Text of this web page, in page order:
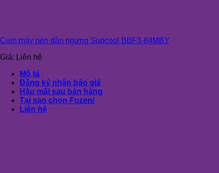
Cụm máy nén dàn ngưng Supcool BBF3-84MBY
Giá: Liên hệ
Mô tả
Đăng ký nhận báo giá
Hậu mãi sau bán hàng
Tại sao chọn Fozeni
Liên hệ